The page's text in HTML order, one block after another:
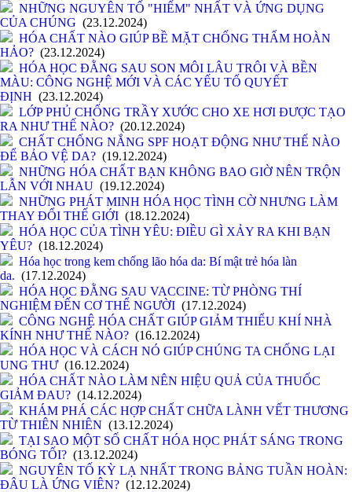
NHỮNG NGUYÊN TỐ "HIẾM" NHẤT VÀ ỨNG DỤNG
CỦA CHÚNG (23.12.2024)
HÓA CHẤT NÀO GIÚP BỀ MẶT CHỐNG THẤM HOÀN
HẢO? (23.12.2024)
HÓA HỌC ĐẰNG SAU SON MÔI LÂU TRÔI VÀ BỀN
MÀU: CÔNG NGHỆ MỚI VÀ CÁC YẾU TỐ QUYẾT
ĐỊNH (23.12.2024)
LỚP PHỦ CHỐNG TRẦY XƯỚC CHO XE HƠI ĐƯỢC TẠO
RA NHƯ THẾ NÀO? (20.12.2024)
CHẤT CHỐNG NẮNG SPF HOẠT ĐỘNG NHƯ THẾ NÀO
ĐỂ BẢO VỆ DA? (19.12.2024)
NHỮNG HÓA CHẤT BẠN KHÔNG BAO GIỜ NÊN TRỘN
LẪN VỚI NHAU (19.12.2024)
NHỮNG PHÁT MINH HÓA HỌC TÌNH CỜ NHƯNG LÀM
THAY ĐỔI THẾ GIỚI (18.12.2024)
HÓA HỌC CỦA TÌNH YÊU: ĐIỀU GÌ XẢY RA KHI BẠN
YÊU? (18.12.2024)
Hóa học trong kem chống lão hóa da: Bí mật trẻ hóa làn
da. (17.12.2024)
HÓA HỌC ĐẰNG SAU VACCINE: TỪ PHÒNG THÍ
NGHIỆM ĐẾN CƠ THỂ NGƯỜI (17.12.2024)
CÔNG NGHỆ HÓA CHẤT GIÚP GIẢM THIỂU KHÍ NHÀ
KÍNH NHƯ THẾ NÀO? (16.12.2024)
HÓA HỌC VÀ CÁCH NÓ GIÚP CHÚNG TA CHỐNG LẠI
UNG THƯ(16.12.2024)
HÓA CHẤT NÀO LÀM NÊN HIỆU QUẢ CỦA THUỐC
GIẢM ĐAU? (14.12.2024)
KHÁM PHÁ CÁC HỢP CHẤT CHỮA LÀNH VẾT THƯƠNG
TỪ THIÊN NHIÊN (13.12.2024)
TẠI SAO MỘT SỐ CHẤT HÓA HỌC PHÁT SÁNG TRONG
BÓNG TỐI? (13.12.2024)
NGUYÊN TỐ KỲ LẠ NHẤT TRONG BẢNG TUẦN HOÀN:
ĐÂU LÀ ỨNG VIÊN? (12.12.2024)